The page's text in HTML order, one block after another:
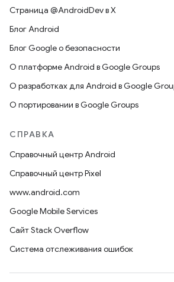
Страница @AndroidDev в X
Блог Android
Блог Google о безопасности
О платформе Android в Google Groups
О разработках для Android в Google
О портировании в Google Groups
СПРАВКА
Справочный центр Android
Справочный центр Pixel
www.android.com
Google Mobile Services
Сайт Stack Overflow
Система отслеживания ошибок